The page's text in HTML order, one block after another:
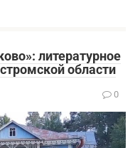
литературное
области
0